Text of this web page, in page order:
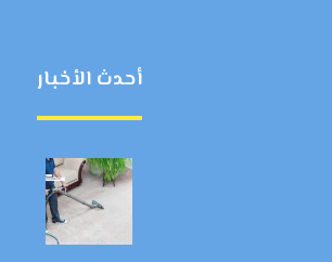
أحدث الأخبار